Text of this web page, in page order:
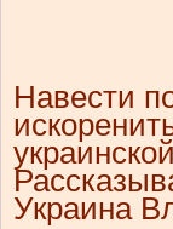
Навести
Украина